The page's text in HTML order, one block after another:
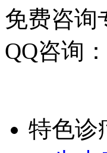
免费咨询
QQ咨询
特色诊